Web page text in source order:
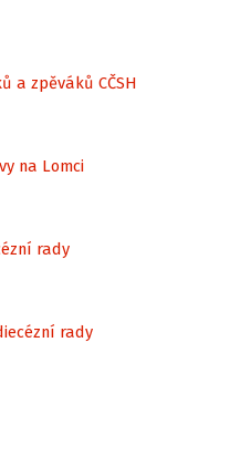
a zpěváků CČSH
na Lomci
rady
rady